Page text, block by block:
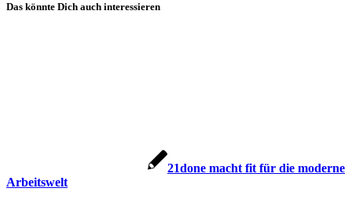
Das könnte Dich auch interessieren
21done macht fit für die moderne
Arbeitswelt